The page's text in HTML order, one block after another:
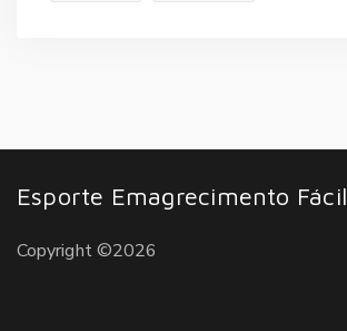
Esporte Emagrecimento Fácil
Copyright ©2026